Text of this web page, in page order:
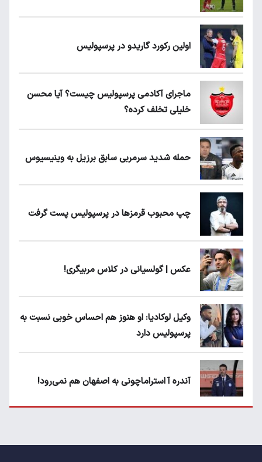
اولین رکورد گاریدو در پرسپولیس
ماجرای آکادمی پرسپولیس چیست؟ آیا محسن
خلیلی تخلف کرده؟
حمله شدید سرمربی سابق برزیل به وینیسیوس
چپ محبوب قرمزها در پرسپولیس پست گرفت
عکس | گولسیانی در کلاس مربیگری!
وکیل لوکادیا: او هنوز هم احساس خوبی نسبت به
پرسپولیس دارد
آندره آ استراماچونی به اصفهان هم نمی‌رود!
حسن روی هوا!